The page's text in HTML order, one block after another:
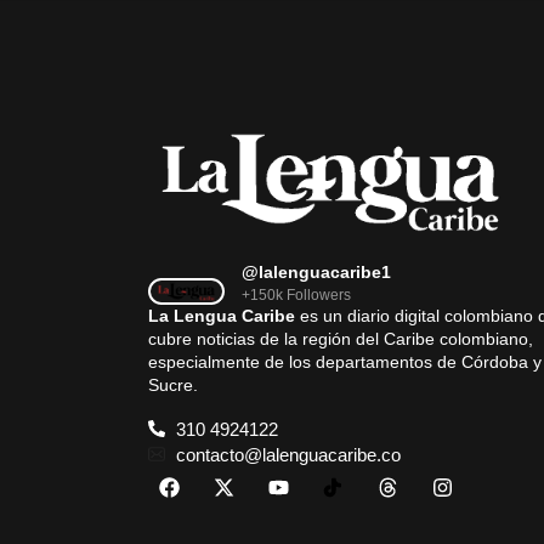
@lalenguacaribe1
+150k Followers
La Lengua Caribe es un diario digital colombiano
cubre noticias de la región del Caribe colombiano,
especialmente de los departamentos de Córdoba y
Sucre.
310 4924122
contacto@lalenguacaribe.co